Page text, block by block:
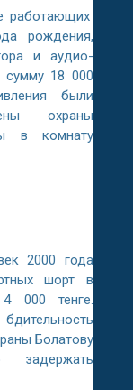
рождения,
и аудио-
сумму 18 000
были
охраны
в комнату
2000 года
шорт в
000 тенге.
Болатову